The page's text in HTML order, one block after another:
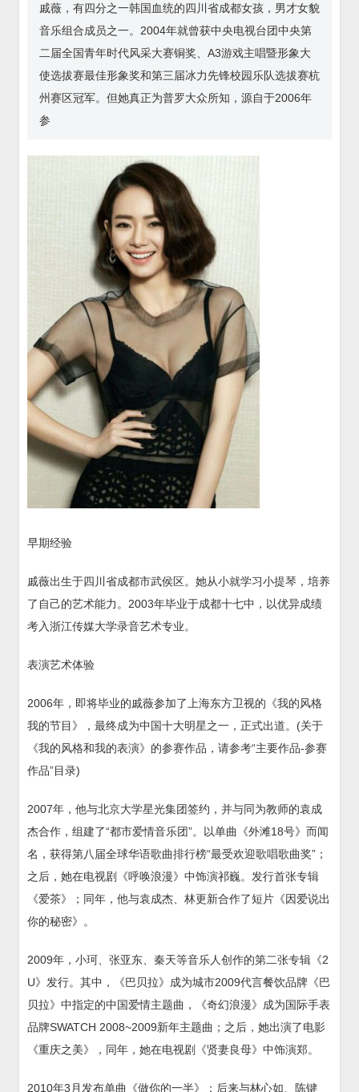
戚薇，有四分之一韩国血统的四川省成都女孩，男才女貌
音乐组合成员之一。2004年就曾获中央电视台团中央第
二届全国青年时代风采大赛铜奖、A3游戏主唱暨形象大
使选拔赛最佳形象奖和第三届冰力先锋校园乐队选拔赛杭
州赛区冠军。但她真正为普罗大众所知，源自于2006年
参
早期经验
戚薇出生于四川省成都市武侯区。她从小就学习小提琴，培养
了自己的艺术能力。2003年毕业于成都十七中，以优异成绩
考入浙江传媒大学录音艺术专业。
表演艺术体验
2006年，即将毕业的戚薇参加了上海东方卫视的《我的风格
我的节目》，最终成为中国十大明星之一，正式出道。(关于
《我的风格和我的表演》的参赛作品，请参考“主要作品-参赛
作品”目录)
2007年，他与北京大学星光集团签约，并与同为教师的袁成
杰合作，组建了“都市爱情音乐团”。以单曲《外滩18号》而闻
名，获得第八届全球华语歌曲排行榜“最受欢迎歌唱歌曲奖”；
之后，她在电视剧《呼唤浪漫》中饰演祁巍。发行首张专辑
《爱茶》；同年，他与袁成杰、林更新合作了短片《因爱说出
你的秘密》。
2009年，小珂、张亚东、秦天等音乐人创作的第二张专辑《2
U》发行。其中，《巴贝拉》成为城市2009代言餐饮品牌《巴
贝拉》中指定的中国爱情主题曲，《奇幻浪漫》成为国际手表
品牌SWATCH 2008~2009新年主题曲；之后，她出演了电影
《重庆之美》，同年，她在电视剧《贤妻良母》中饰演郑。
2010年3月发布单曲《做你的一半》；后来与林心如、陈键